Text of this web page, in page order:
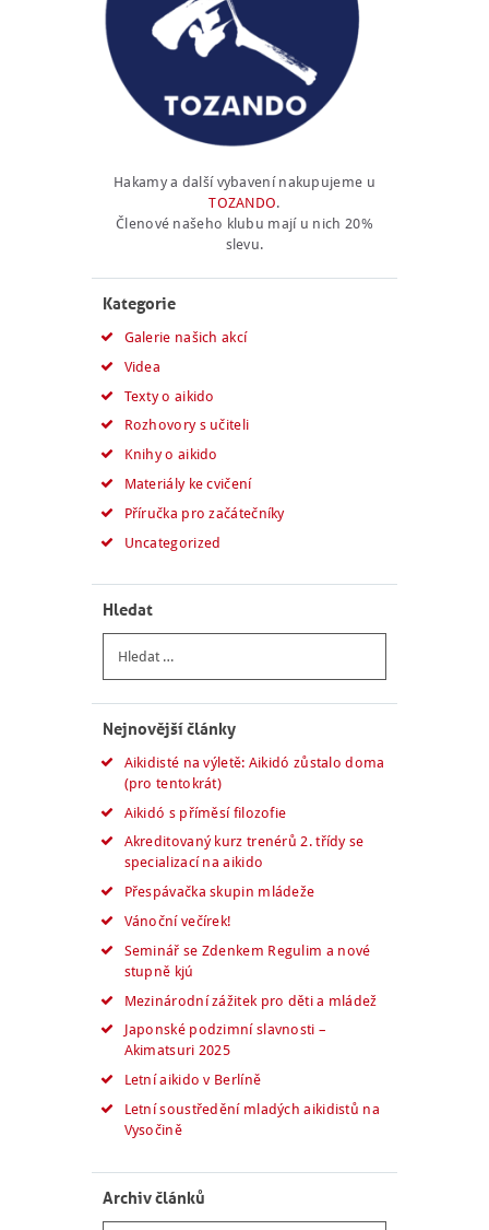
Hakamy a další vybavení nakupujeme u
TOZANDO.
Členové našeho klubu mají u nich 20%
slevu.
Kategorie
Galerie našich akcí
Videa
Texty o aikido
Rozhovory s učiteli
Knihy o aikido
Materiály ke cvičení
Příručka pro začátečníky
Uncategorized
Hledat
Nejnovější články
Aikidisté na výletě: Aikidó zůstalo doma
(pro tentokrát)
Aikidó s příměsí filozofie
Akreditovaný kurz trenérů 2. třídy se
specializací na aikido
Přespávačka skupin mládeže
Vánoční večírek!
Seminář se Zdenkem Regulim a nové
stupně kjú
Mezinárodní zážitek pro děti a mládež
Japonské podzimní slavnosti –
Akimatsuri 2025
Letní aikido v Berlíně
Letní soustředění mladých aikidistů na
Vysočině
Archiv článků